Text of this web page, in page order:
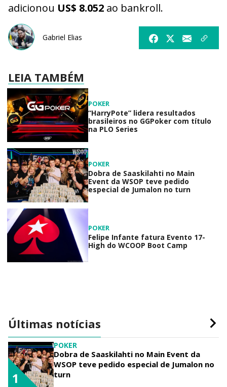
adicionou US$ 8.052 ao bankroll.
Gabriel Elias
LEIA TAMBÉM
POKER
“HarryPote” lidera resultados
brasileiros no GGPoker com título
na PLO Series
POKER
Dobra de Saaskilahti no Main
Event da WSOP teve pedido
especial de Jumalon no turn
POKER
Felipe Infante fatura Evento 17-
High do WCOOP Boot Camp
Últimas notícias
POKER
Dobra de Saaskilahti no Main Event da
WSOP teve pedido especial de Jumalon no
turn
1